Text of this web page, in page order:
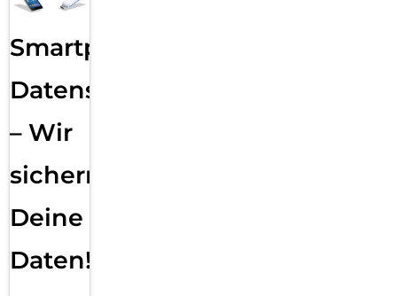
Smartphone
Datensicherung
– Wir
sichern
Deine
Daten!